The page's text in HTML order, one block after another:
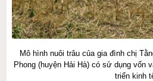
Mô hình nuôi trâu của gia đình chị
Phong (huyện Hải Hà) có sử dụng vốn
triển kinh